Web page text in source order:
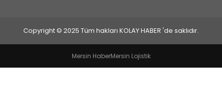
Copyright © 2025 Tüm hakları KOLAY HABER 'de saklıdır.
Mersin HaberMersin Lojistik